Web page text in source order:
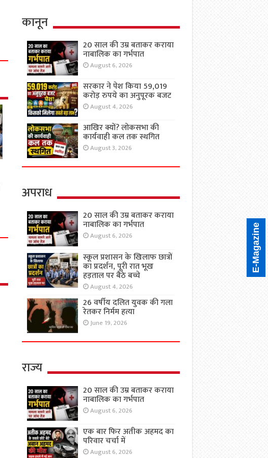
कानून
20 साल की उम्र बताकर कराया
नाबालिक का गर्भपात
August 6, 2026
सरकार ने पेश किया 59,019
करोड़ रुपये का अनुपूरक बजट
August 4, 2026
आखिर क्यों? लोकसभा की
कार्यवाही कल तक स्थगित
August 3, 2026
अपराध
20 साल की उम्र बताकर कराया
नाबालिक का गर्भपात
August 6, 2026
स्कूल प्रशासन के खिलाफ छात्रों
का प्रदर्शन, पूरी रात भूख
हड़ताल पर बैठे बच्चे
August 4, 2026
26 वर्षीय दलित युवक की गला
रेतकर निर्मम हत्या
June 19, 2026
राज्य
20 साल की उम्र बताकर कराया
नाबालिक का गर्भपात
August 6, 2026
एक बार फिर अतीक अहमद का
परिवार चर्चा में
August 6, 2026
E-Magazine